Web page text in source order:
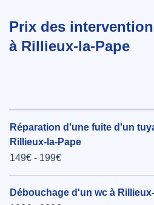
Prix des
à Rillieux-la-Pape
Réparation d'une fuite d'un
Rillieux-la-Pape
149€ - 199€
Débouchage d'un wc à